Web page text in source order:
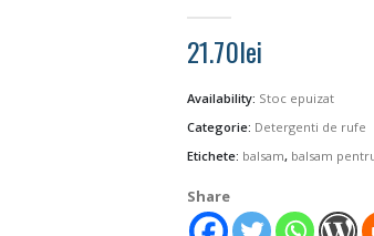
21.70lei
Availability: Stoc epuizat
Categorie: Detergenti de rufe
Etichete: balsam, balsam
Share